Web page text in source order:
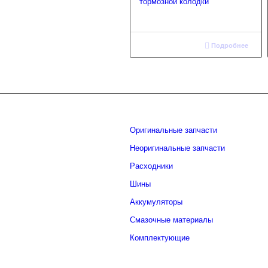
Подробнее
Оригинальные запчасти
Неоригинальные запчасти
Расходники
Шины
Аккумуляторы
Смазочные материалы
Комплектующие